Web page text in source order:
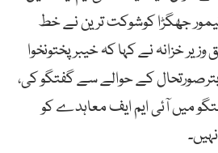
جھگڑا کوشوکت ترین نے خط
خزانہ نے کہا کہ خیبر پختونخوا
کے حوالے سے گفتگو کی،
میں آئی ایم ایف معاہدے کو